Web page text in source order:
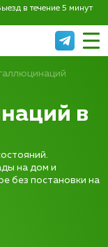
в течение 5 минут
в
на дом и
без постановки на